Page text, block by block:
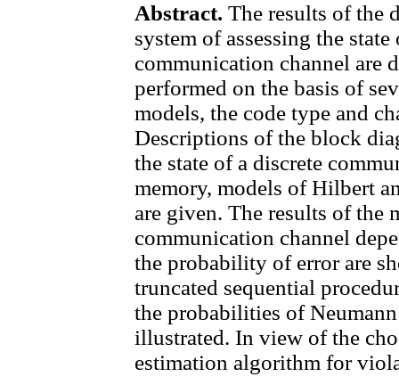
Abstract. The results of the
system of assessing the
communication channel are
performed on the basis of
models, the code type and
Descriptions of the block
the state of a discrete
memory, models of Hilbert
are given. The results of the
communication channel
the probability of error are
truncated sequential
the probabilities of
illustrated. In view of the
estimation algorithm for